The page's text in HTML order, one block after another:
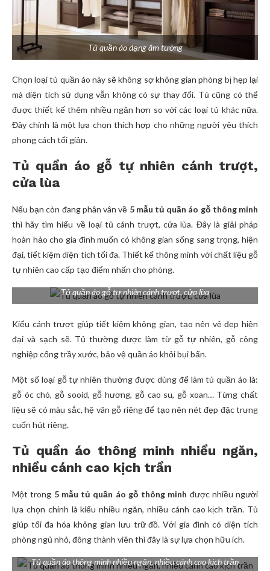
Tủ quần áo dạng âm tường
Chọn loại tủ quần áo này sẽ không sợ không gian phòng bị hẹp lại
mà diện tích sử dụng vẫn không có sự thay đổi. Tủ cũng có thể
được thiết kế thêm nhiều ngăn hơn so với các loại tủ khác nữa.
Đây chính là một lựa chọn thích hợp cho những người yêu thích
phong cách tối giản.
Tủ quần áo gỗ tự nhiên cánh trượt,
cửa lùa
Nếu bạn còn đang phân vân về 5 mẫu tủ quần áo gỗ thông minh
thì hãy tìm hiểu về loại tủ cánh trượt, cửa lùa. Đây là giải pháp
hoàn hảo cho gia đình muốn có không gian sống sang trọng, hiện
đại, tiết kiệm diện tích tối đa. Thiết kế thông minh với chất liệu gỗ
tự nhiên cao cấp tạo điểm nhấn cho phòng.
Tủ quần áo gỗ tự nhiên cánh trượt, cửa lùa
Kiểu cánh trượt giúp tiết kiệm không gian, tạo nên vẻ đẹp hiện
đại và sạch sẽ. Tủ thường được làm từ gỗ tự nhiên, gỗ công
nghiệp cống trầy xước, bảo vệ quần áo khỏi bụi bẩn.
Một số loại gỗ tự nhiên thường được dùng để làm tủ quần áo là:
gỗ óc chó, gỗ sooid, gỗ hương, gỗ cao su, gỗ xoan… Từng chất
liệu sẽ có màu sắc, hệ vân gỗ riêng để tạo nên nét đẹp đặc trưng
cuốn hút riêng.
Tủ quần áo thông minh nhiều ngăn,
nhiều cánh cao kịch trần
Một trong 5 mẫu tủ quần áo gỗ thông minh được nhiều người
lựa chọn chính là kiểu nhiều ngăn, nhiều cánh cao kịch trần. Tủ
giúp tối đa hóa không gian lưu trữ đồ. Với gia đình có diện tích
phòng ngủ nhỏ, đông thành viên thì đây là sự lựa chọn hữu ích.
Tủ quần áo thông minh nhiều ngăn, nhiều cánh cao kịch trần